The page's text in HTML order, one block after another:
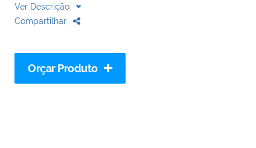
Ver Descrição
Compartilhar
Orçar Produto